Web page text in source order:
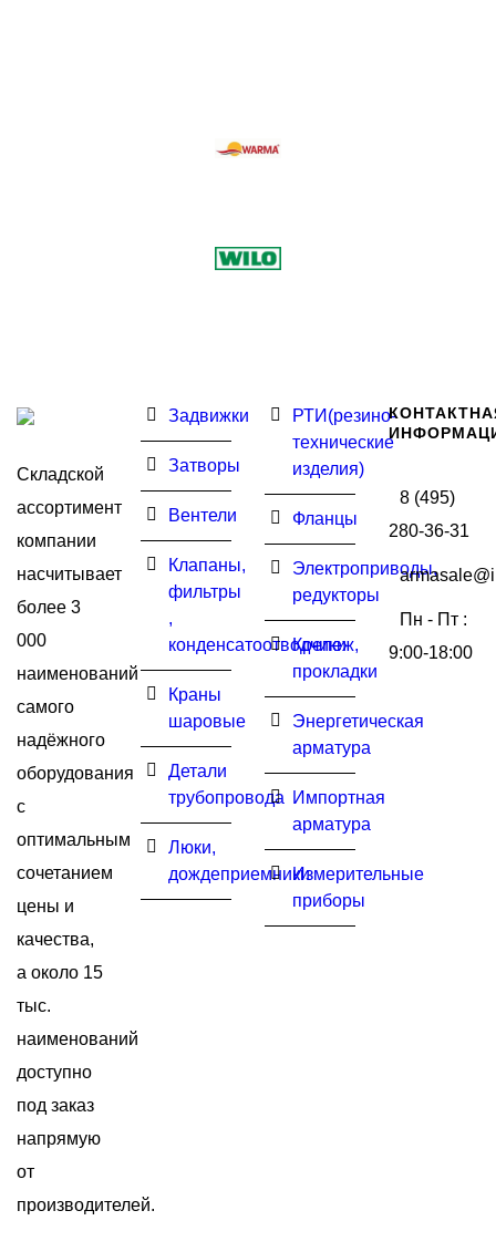
Складской
ассортимент
компании
насчитывает
более 3
000
наименований
самого
надёжного
оборудования
с
оптимальным
сочетанием
цены и
качества,
а около 15
тыс.
наименований
доступно
под заказ
напрямую
от
производителей.
Задвижки
Затворы
Вентели
Клапаны,
фильтры
,
конденсатоотводчики
Краны
шаровые
Детали
трубопровода
Люки,
дождеприемники
РТИ(резино-
технические
изделия)
Фланцы
Электроприводы,
редукторы
Крепеж,
прокладки
Энергетическая
арматура
Импортная
арматура
Измерительные
приборы
8 (495)
280-36-31
Пн - Пт :
9:00-18:00